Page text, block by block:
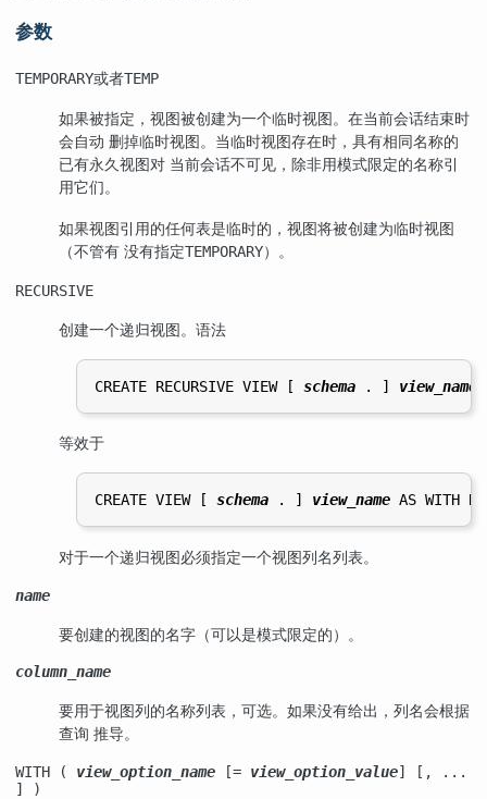
参数
TEMPORARY或者TEMP
如果被指定，视图被创建为一个临时视图。在当前会话结束时
会自动 删掉临时视图。当临时视图存在时，具有相同名称的
已有永久视图对 当前会话不可见，除非用模式限定的名称引
用它们。
如果视图引用的任何表是临时的，视图将被创建为临时视图
（不管有 没有指定TEMPORARY）。
RECURSIVE
创建一个递归视图。语法
CREATE RECURSIVE VIEW [ schema . ] view_name
等效于
CREATE VIEW [ schema . ] view_name AS WITH
对于一个递归视图必须指定一个视图列名列表。
name
要创建的视图的名字（可以是模式限定的）。
column_name
要用于视图列的名称列表，可选。如果没有给出，列名会根据
查询 推导。
WITH ( view_option_name [= view_option_value] [, ...
] )